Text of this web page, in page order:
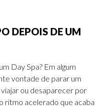
DEPOIS DE UM
Day Spa? Em algum
vontade de parar um
ou desaparecer por
ritmo acelerado que acaba